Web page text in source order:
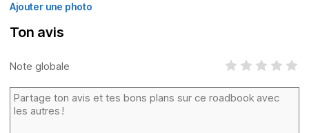
Ajouter une photo
Ton avis
Note globale